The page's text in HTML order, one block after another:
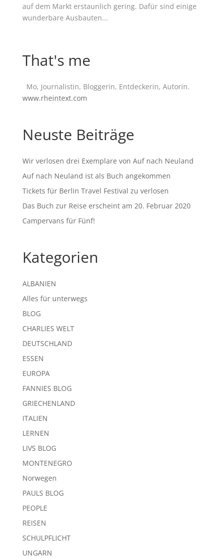
auf dem Markt erstaunlich gering. Dafür sind einige
wunderbare Ausbauten...
That's me
Mo, Journalistin, Bloggerin, Entdeckerin, Autorin.
www.rheintext.com
Neuste Beiträge
Wir verlosen drei Exemplare von Auf nach Neuland
Auf nach Neuland ist als Buch angekommen
Tickets für Berlin Travel Festival zu verlosen
Das Buch zur Reise erscheint am 20. Februar 2020
Campervans für Fünf!
Kategorien
ALBANIEN
Alles für unterwegs
BLOG
CHARLIES WELT
DEUTSCHLAND
ESSEN
EUROPA
FANNIES BLOG
GRIECHENLAND
ITALIEN
LERNEN
LIVS BLOG
MONTENEGRO
Norwegen
PAULS BLOG
PEOPLE
REISEN
SCHULPFLICHT
UNGARN